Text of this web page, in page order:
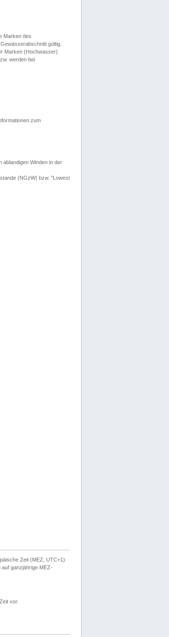
Marken des
gültig.
Marken (Hochwasser)
werden bei
zum
ablandigen Winden in der
(NGzW) bzw. "Lowest
Zeit (MEZ, UTC+1)
ganzjährige MEZ-
vor.